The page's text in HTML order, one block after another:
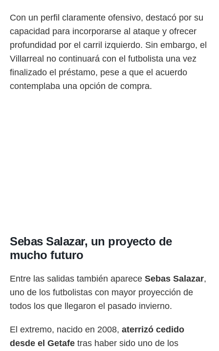
Con un perfil claramente ofensivo, destacó por su
capacidad para incorporarse al ataque y ofrecer
profundidad por el carril izquierdo. Sin embargo, el
Villarreal no continuará con el futbolista una vez
finalizado el préstamo, pese a que el acuerdo
contemplaba una opción de compra.
Sebas Salazar, un proyecto de
mucho futuro
Entre las salidas también aparece Sebas Salazar,
uno de los futbolistas con mayor proyección de
todos los que llegaron el pasado invierno.
El extremo, nacido en 2008, aterrizó cedido
desde el Getafe tras haber sido uno de los